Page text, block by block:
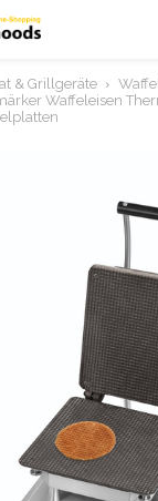
& Grillgeräte
Waffeleisen